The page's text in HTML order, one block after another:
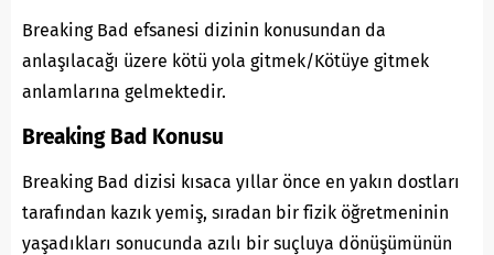
Breaking Bad efsanesi dizinin konusundan da
anlaşılacağı üzere kötü yola gitmek/Kötüye gitmek
anlamlarına gelmektedir.
Breaking Bad Konusu
Breaking Bad dizisi kısaca yıllar önce en yakın dostları
tarafından kazık yemiş, sıradan bir fizik öğretmeninin
yaşadıkları sonucunda azılı bir suçluya dönüşümünün